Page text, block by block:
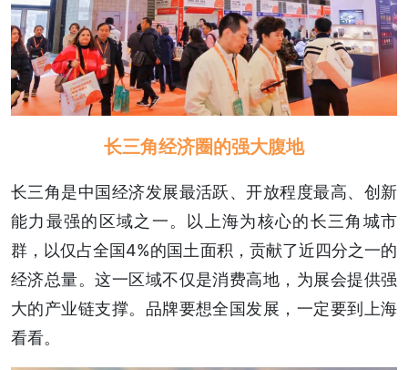
长三角经济圈的强大腹地
长三角是中国经济发展最活跃、开放程度最高、创新
能力最强的区域之一。以上海为核心的长三角城市
群，以仅占全国4%的国土面积，贡献了近四分之一的
经济总量。这一区域不仅是消费高地，为展会提供强
大的产业链支撑。品牌要想全国发展，一定要到上海
看看。